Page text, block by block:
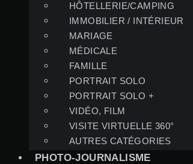
HÔTELLERIE/CAMPING
IMMOBILIER / INTÉRIEUR
MARIAGE
MÉDICALE
FAMILLE
PORTRAIT SOLO
PORTRAIT SOLO +
VIDÉO, FILM
VISITE VIRTUELLE 360°
AUTRES CATÉGORIES
PHOTO-JOURNALISME